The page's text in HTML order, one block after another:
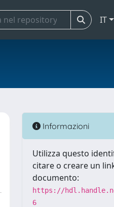
IT
Informazioni
Utilizza questo
citare o creare un
documento:
https://
6